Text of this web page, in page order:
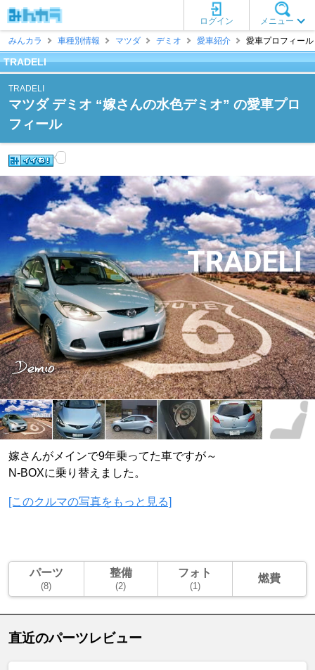
メニュー
ログイン
みんカラ
車種別情報 マツダ デミオ 愛車紹介 愛車プロフィー
TRADELI
TRADELI
マツダ デミオ “嫁さんの水色デミオ” の愛車プロ
フィール
嫁さんがメインで9年乗ってた車ですが～
N-BOXに乗り替えました。
[このクルマの写真をもっと見る]
パーツ
(8)
整備
(2)
フォト
(1)
燃費
直近のパーツレビュー